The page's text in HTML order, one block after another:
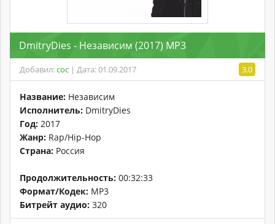
DmitryDies - Независим (2017) MP3
Добавил:coc | Дата: 01.09.2017 3.0
Название: Независим
Исполнитель: DmitryDies
Год: 2017
Жанр: Rap/Hip-Hop
Страна: Россия
Продолжительность: 00:32:33
Формат/Кодек: MP3
Битрейт аудио: 320